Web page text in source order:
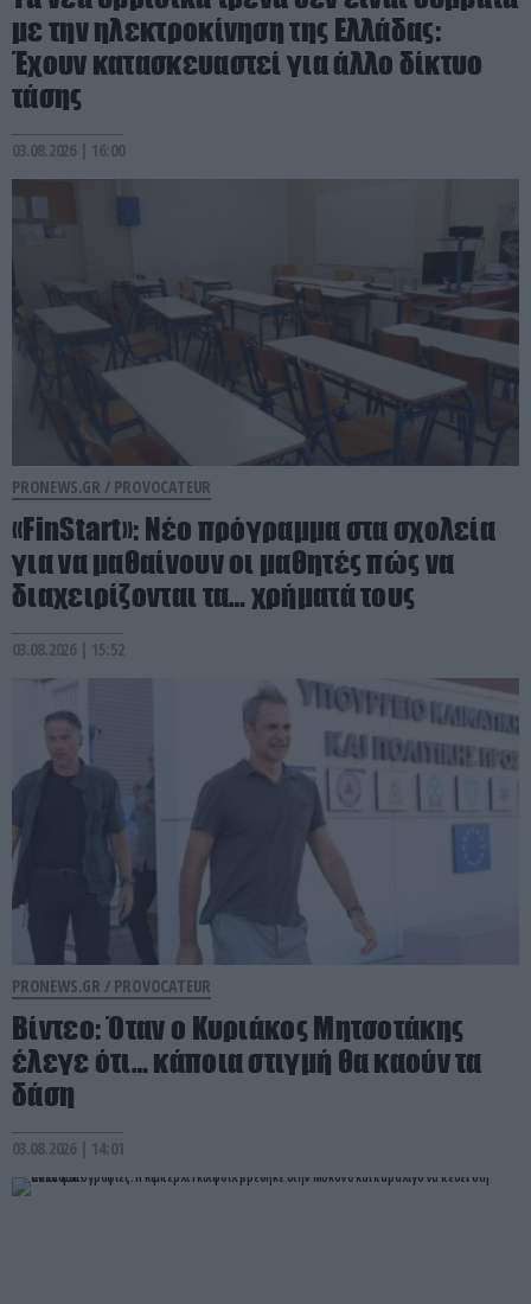
με την ηλεκτροκίνηση της Ελλάδας:
Έχουν κατασκευαστεί για άλλο δίκτυο
τάσης
03.08.2026 | 16:00
PRONEWS.GR / PROVOCATEUR
«FinStart»: Νέο πρόγραμμα στα σχολεία
για να μαθαίνουν οι μαθητές πώς να
διαχειρίζονται τα… χρήματά τους
03.08.2026 | 15:52
PRONEWS.GR / PROVOCATEUR
Βίντεο: Όταν ο Κυριάκος Μητσοτάκης
έλεγε ότι… κάποια στιγμή θα καούν τα
δάση
03.08.2026 | 14:01